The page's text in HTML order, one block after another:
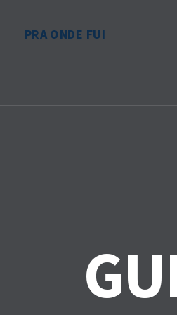
PRA ONDE FUI